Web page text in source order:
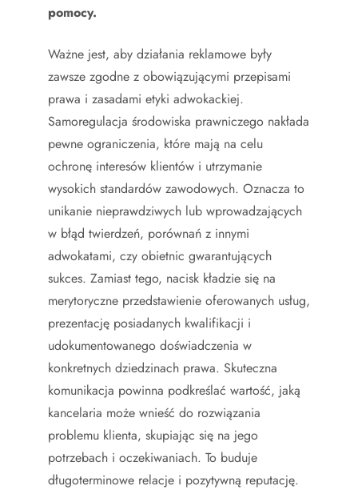
pomocy.
Ważne jest, aby działania reklamowe były
zawsze zgodne z obowiązującymi przepisami
prawa i zasadami etyki adwokackiej.
Samoregulacja środowiska prawniczego nakłada
pewne ograniczenia, które mają na celu
ochronę interesów klientów i utrzymanie
wysokich standardów zawodowych. Oznacza to
unikanie nieprawdziwych lub wprowadzających
w błąd twierdzeń, porównań z innymi
adwokatami, czy obietnic gwarantujących
sukces. Zamiast tego, nacisk kładzie się na
merytoryczne przedstawienie oferowanych usług,
prezentację posiadanych kwalifikacji i
udokumentowanego doświadczenia w
konkretnych dziedzinach prawa. Skuteczna
komunikacja powinna podkreślać wartość, jaką
kancelaria może wnieść do rozwiązania
problemu klienta, skupiając się na jego
potrzebach i oczekiwaniach. To buduje
długoterminowe relacje i pozytywną reputację.